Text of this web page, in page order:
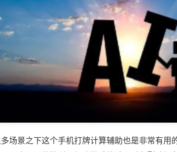
场景之下这个手机打牌计算辅助也是非常有用